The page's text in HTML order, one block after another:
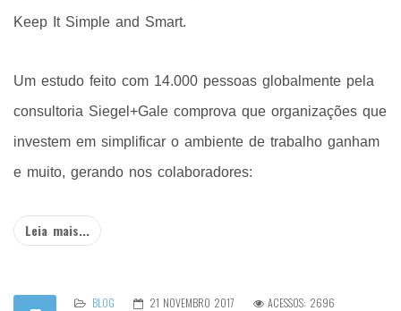
Keep It Simple and Smart.
Um estudo feito com 14.000 pessoas globalmente pela
consultoria Siegel+Gale comprova que organizações que
investem em simplificar o ambiente de trabalho ganham
e muito, gerando nos colaboradores:
Leia mais...
BLOG 21 NOVEMBRO 2017 ACESSOS: 2696